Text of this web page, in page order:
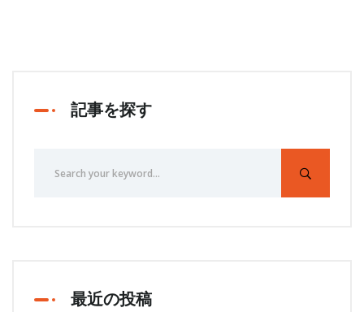
記事を探す
最近の投稿